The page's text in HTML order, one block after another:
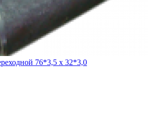
76*3,5 х 32*3,0